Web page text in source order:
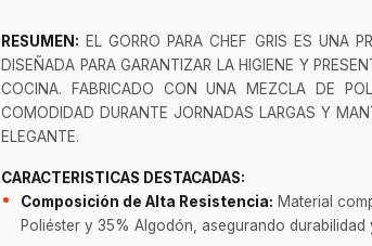
RESUMEN: EL GORRO PARA CHEF GRIS ES UNA
DISEÑADA PARA GARANTIZAR LA HIGIENE Y
COCINA. FABRICADO CON UNA MEZCLA DE
COMODIDAD DURANTE JORNADAS LARGAS Y
ELEGANTE.
CARACTERISTICAS DESTACADAS:
Composición de Alta Resistencia: Material
Poliéster y 35% Algodón, asegurando durabilidad